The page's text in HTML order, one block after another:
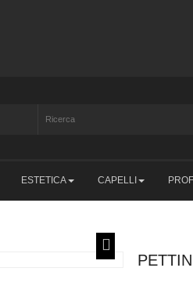
ESTETICA CAPELLI